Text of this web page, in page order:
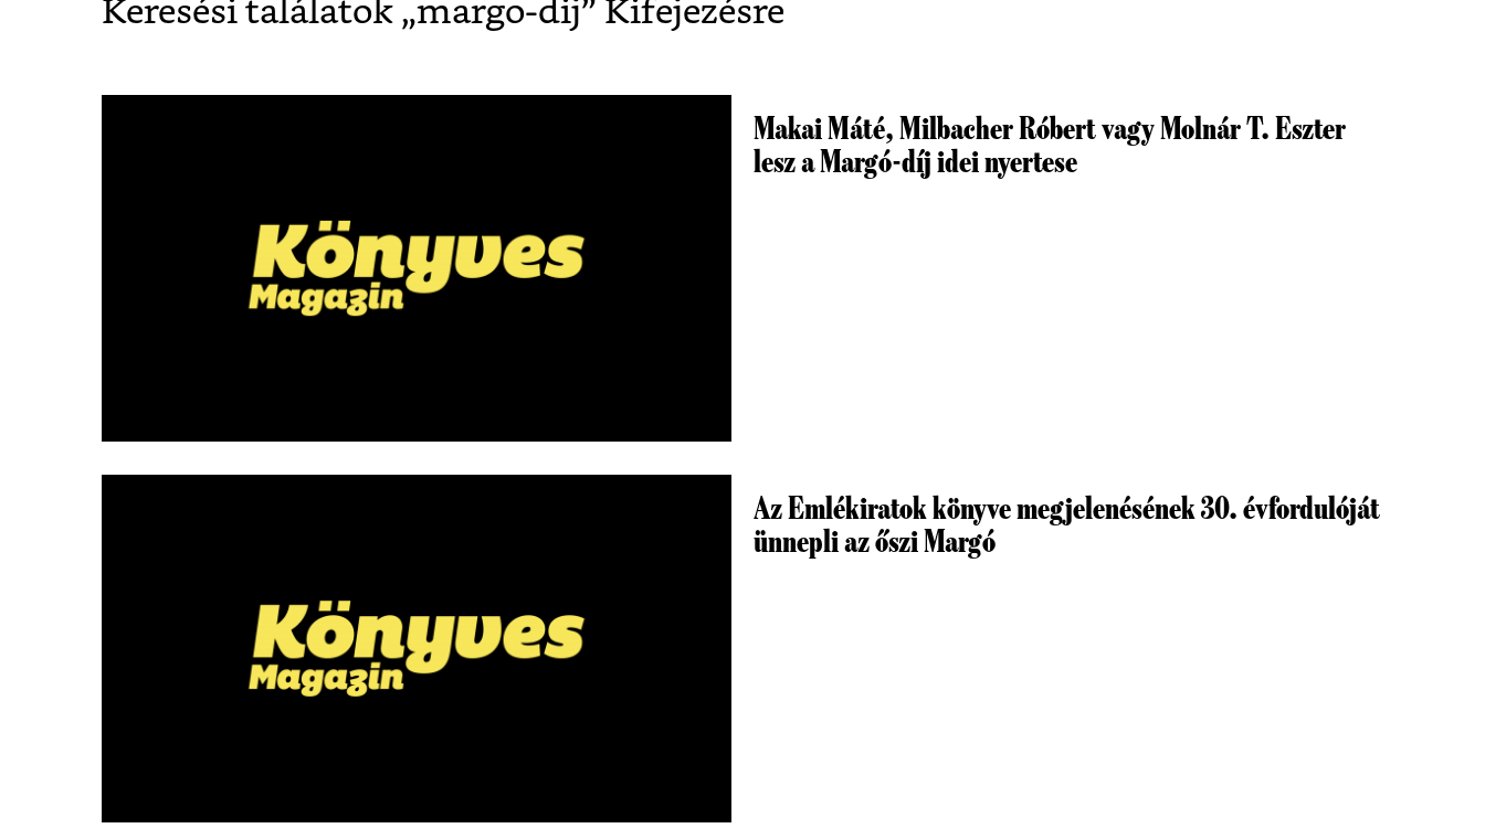
Keresési találatok „margo-dij” Kifejezésre
Makai Máté, Milbacher Róbert vagy Molnár T. Eszter
lesz a Margó-díj idei nyertese
Az Emlékiratok könyve megjelenésének 30. évfordulóját
ünnepli az őszi Margó